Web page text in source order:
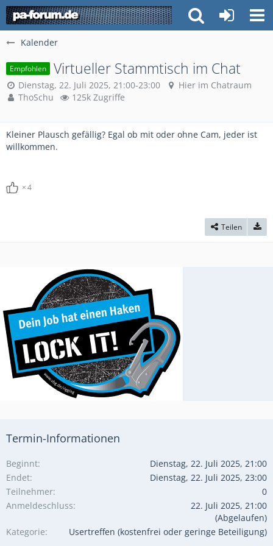
Kalender
Empfohlen Virtueller Stammtisch im Chat
Dienstag, 22. Juli 2025, 21:00-23:00
Hier im Chatraum
ThoSchu
125k Zugriffe
Kleiner Plausch gefällig? Egal ob mit oder ohne Cam, jeder ist
willkommen.
4
Teilen
Termin-Informationen
Beginnt
Dienstag, 22. Juli 2025, 21:00
Endet
Dienstag, 22. Juli 2025, 23:00
Teilnehmer
0
Anmeldeschluss
22. Juli 2025, 21:00
(Abgelaufen)
Kategorie
Usertreffen (kostenfrei oder geringe Beteiligung)